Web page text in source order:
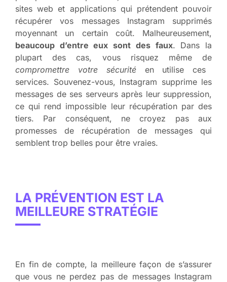
sites web et applications qui prétendent pouvoir
récupérer vos messages Instagram supprimés
moyennant un certain coût. Malheureusement,
beaucoup d’entre eux sont des faux. Dans la
plupart des cas, vous risquez même de
compromettre votre sécuritéen utilise ces
services. Souvenez-vous, Instagram supprime les
messages de ses serveurs après leur suppression,
ce qui rend impossible leur récupération par des
tiers. Par conséquent, ne croyez pas aux
promesses de récupération de messages qui
semblent trop belles pour être vraies.
LA PRÉVENTION EST LA
MEILLEURE STRATÉGIE
En fin de compte, la meilleure façon de s’assurer
que vous ne perdez pas de messages Instagram